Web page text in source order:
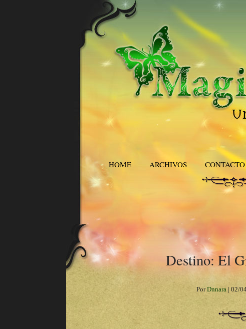
HOME ARCHIVOS CONTACTO
Destino: El
PorDnnara| 02/